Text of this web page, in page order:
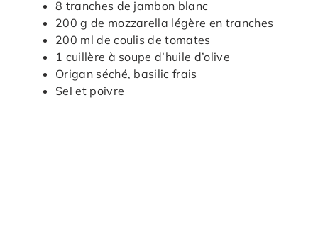
8 tranches de jambon blanc
200 g de mozzarella légère en tranches
200 ml de coulis de tomates
1 cuillère à soupe d’huile d’olive
Origan séché, basilic frais
Sel et poivre